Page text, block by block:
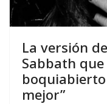
La versión
Sabbath
boquiabierto
mejor”